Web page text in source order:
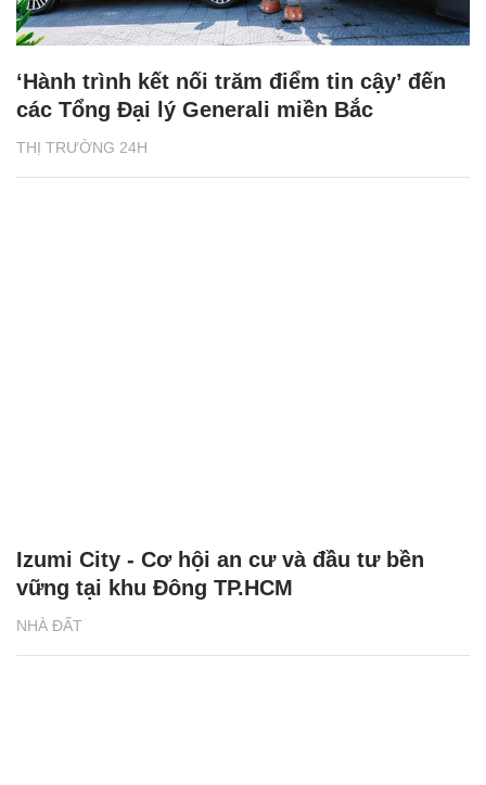
THỊ TRƯỜNG 24H
‘Hành trình kết nối trăm điểm tin cậy’ đến
các Tổng Đại lý Generali miền Bắc
NHÀ ĐẤT
Izumi City - Cơ hội an cư và đầu tư bền
vững tại khu Đông TP.HCM